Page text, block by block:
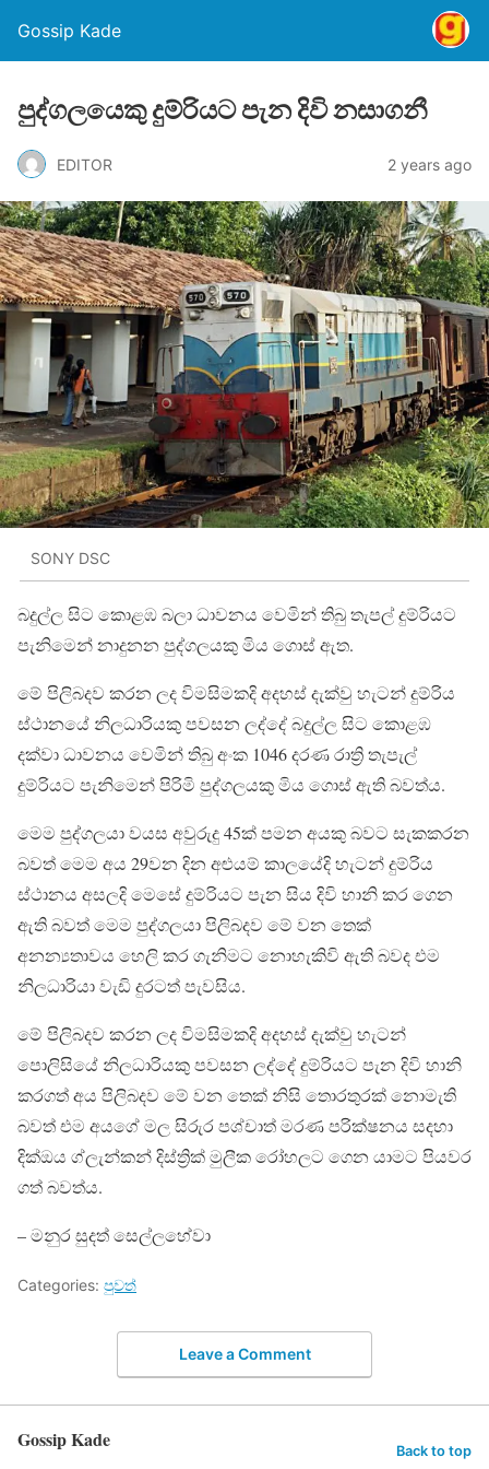
Gossip Kade
පුද්ගලයෙකු දුම්රියට පැන දිවි නසාගනී
EDITOR 2 years ago
SONY DSC
බදුල්ල සිට කොළඹ බලා ධාවනය වෙමින් තිබු තැපල් දුම්රියට
පැනිමෙන් නාදුනන පුද්ගලයකු මිය ගොස් ඇත.
මේ පිලිබදව කරන ලද විමසිමකදි අදහස් දැක්වු හැටන් දුම්රිය
ස්ථානයේ නිලධාරියකු පවසන ලද්දේ බදුල්ල සිට කොළඹ
දක්වා ධාවනය වෙමින් තිබු අංක 1046 දරණ රාත්‍රි තැපැල්
දුම්රියට පැනිමෙන් පිරිමි පුද්ගලයකු මිය ගොස් ඇති බවත්ය.
මෙම පුද්ගලයා වයස අවුරුදු 45ක් පමන අයකු බවට සැකකරන
බවත් මෙම අය 29වන දින අළුයම් කාලයේදි හැටන් දුම්රිය
ස්ථානය අසලදි මෙසේ දුම්රියට පැන සිය දිවි හානි කර ගෙන
ඇති බවත් මෙම පුද්ගලයා පිලිබදව මේ වන තෙක්
අනන්‍යතාවය හෙලි කර ගැනිමට නොහැකිවි ඇති බවද එම
නිලධාරියා වැඩි දුරටත් පැවසිය.
මේ පිලිබදව කරන ලද විමසිමකදි අදහස් දැක්වු හැටන්
පොලිසියේ නිලධාරියකු පවසන ලද්දේ දුම්රියට පැන දිවි හානි
කරගත් අය පිලිබදව මේ වන තෙක් නිසි තොරතුරක් නොමැති
බවත් එම අයගේ මල සිරුර පශ්චාත් මරණ පරික්ෂනය සදහා
දික්ඔය ග්ලැන්කන් දිස්ත්‍රික් මුලීක රෝහලට ගෙන යාමට පියවර
ගත් බවත්ය.
– මනුර සුදත් සෙල්ලහේවා
Categories: පුවත්
Leave a Comment
Gossip Kade Back to top